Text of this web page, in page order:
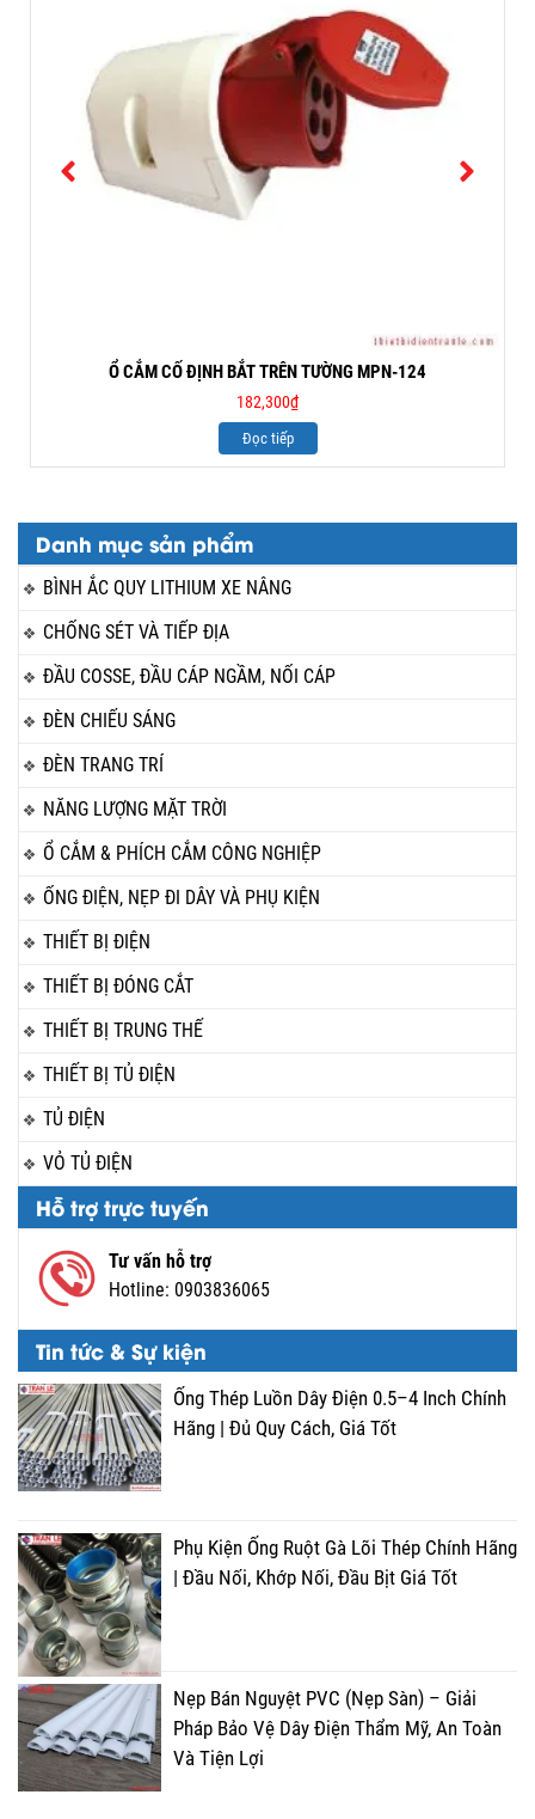
Danh mục sản phẩm
BÌNH ẮC QUY LITHIUM XE NÂNG
CHỐNG SÉT VÀ TIẾP ĐỊA
ĐẦU COSSE, ĐẦU CÁP NGẦM, NỐI CÁP
ĐÈN CHIẾU SÁNG
ĐÈN TRANG TRÍ
NĂNG LƯỢNG MẶT TRỜI
Ổ CẮM & PHÍCH CẮM CÔNG NGHIỆP
ỐNG ĐIỆN, NẸP ĐI DÂY VÀ PHỤ KIỆN
THIẾT BỊ ĐIỆN
THIẾT BỊ ĐÓNG CẮT
THIẾT BỊ TRUNG THẾ
THIẾT BỊ TỦ ĐIỆN
TỦ ĐIỆN
VỎ TỦ ĐIỆN
Hỗ trợ trực tuyến
Tư vấn hỗ trợ
Hotline: 0903836065
Tin tức & Sự kiện
Ống Thép Luồn Dây Điện 0.5–4 Inch Chính
Hãng | Đủ Quy Cách, Giá Tốt
Phụ Kiện Ống Ruột Gà Lõi Thép Chính Hãng
| Đầu Nối, Khớp Nối, Đầu Bịt Giá Tốt
Nẹp Bán Nguyệt PVC (Nẹp Sàn) – Giải
Pháp Bảo Vệ Dây Điện Thẩm Mỹ, An Toàn
Và Tiện Lợi
Ổ CẮM CỐ ĐỊNH BẮT TRÊN TƯỜNG MPN-124
182,300₫
Đọc tiếp